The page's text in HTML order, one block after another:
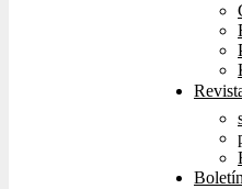
Boletín